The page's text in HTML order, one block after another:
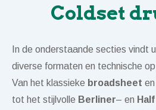
Coldset
In de onderstaande secties vindt
diverse formaten en technische
Van het klassieke broadsheet
tot het stijlvolle Berliner– en Half